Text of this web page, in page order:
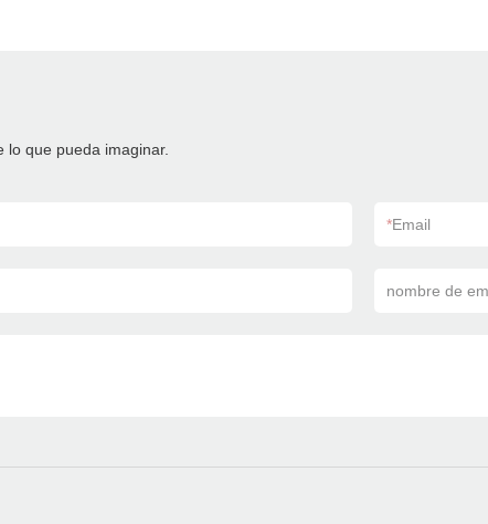
que pueda imaginar.
*Email
nombre de